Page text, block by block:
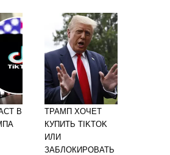
В
ТРАМП ХОЧЕТ
КУПИТЬ TIKTOK
ИЛИ
ЗАБЛОКИРОВАТЬ